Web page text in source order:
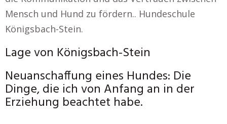
Mensch und Hund zu fördern.. Hundeschule
Königsbach-Stein.
Lage von Königsbach-Stein
Neuanschaffung eines Hundes: Die
Dinge, die ich von Anfang an in der
Erziehung beachtet habe.